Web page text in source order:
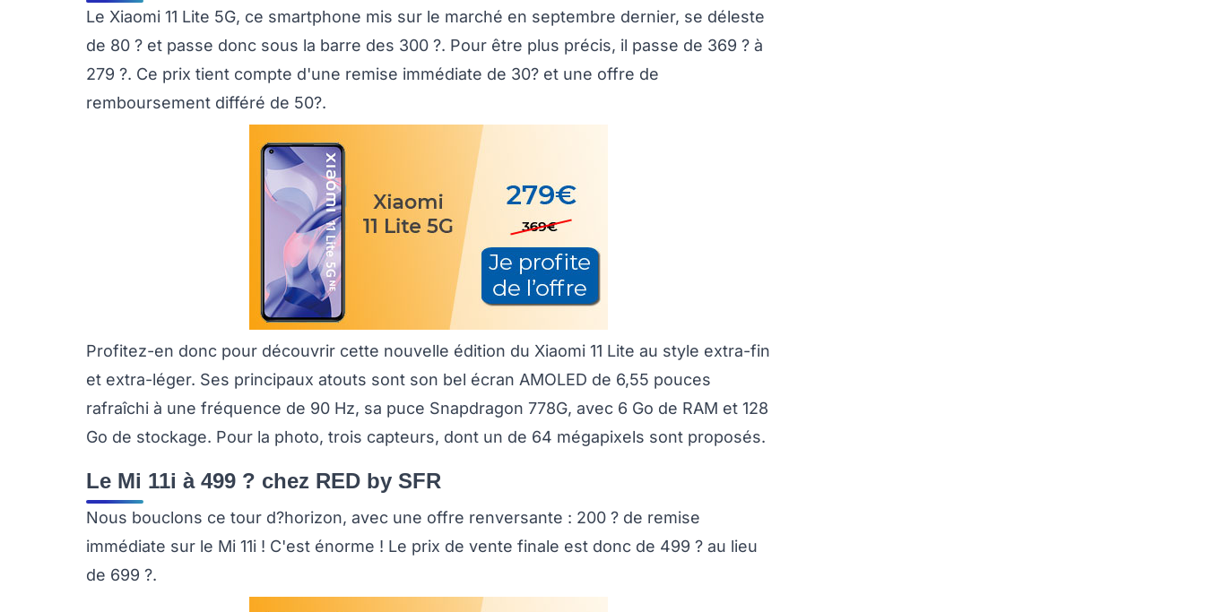
Le Xiaomi 11 Lite 5G, ce smartphone mis sur le marché en septembre dernier, se déleste
de 80 ? et passe donc sous la barre des 300 ?. Pour être plus précis, il passe de 369 ? à
279 ?. Ce prix tient compte d'une remise immédiate de 30? et une offre de
remboursement différé de 50?.
Profitez-en donc pour découvrir cette nouvelle édition du Xiaomi 11 Lite au style extra-fin
et extra-léger. Ses principaux atouts sont son bel écran AMOLED de 6,55 pouces
rafraîchi à une fréquence de 90 Hz, sa puce Snapdragon 778G, avec 6 Go de RAM et 128
Go de stockage. Pour la photo, trois capteurs, dont un de 64 mégapixels sont proposés.
Le Mi 11i à 499 ? chez RED by SFR
Nous bouclons ce tour d?horizon, avec une offre renversante : 200 ? de remise
immédiate sur le Mi 11i ! C'est énorme ! Le prix de vente finale est donc de 499 ? au lieu
de 699 ?.